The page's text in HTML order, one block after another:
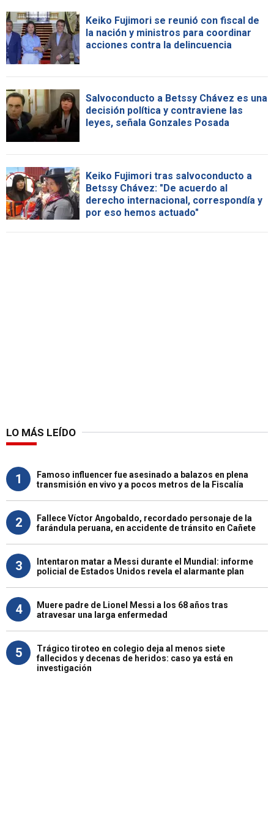
Keiko Fujimori se reunió con fiscal de
la nación y ministros para coordinar
acciones contra la delincuencia
Salvoconducto a Betssy Chávez es una
decisión política y contraviene las
leyes, señala Gonzales Posada
Keiko Fujimori tras salvoconducto a
Betssy Chávez: "De acuerdo al
derecho internacional, correspondía y
por eso hemos actuado"
LO MÁS LEÍDO
1
Famoso influencer fue asesinado a balazos en plena
transmisión en vivo y a pocos metros de la Fiscalía
2
Fallece Víctor Angobaldo, recordado personaje de la
farándula peruana, en accidente de tránsito en Cañete
3
Intentaron matar a Messi durante el Mundial: informe
policial de Estados Unidos revela el alarmante plan
4
Muere padre de Lionel Messi a los 68 años tras
atravesar una larga enfermedad
5
Trágico tiroteo en colegio deja al menos siete
fallecidos y decenas de heridos: caso ya está en
investigación